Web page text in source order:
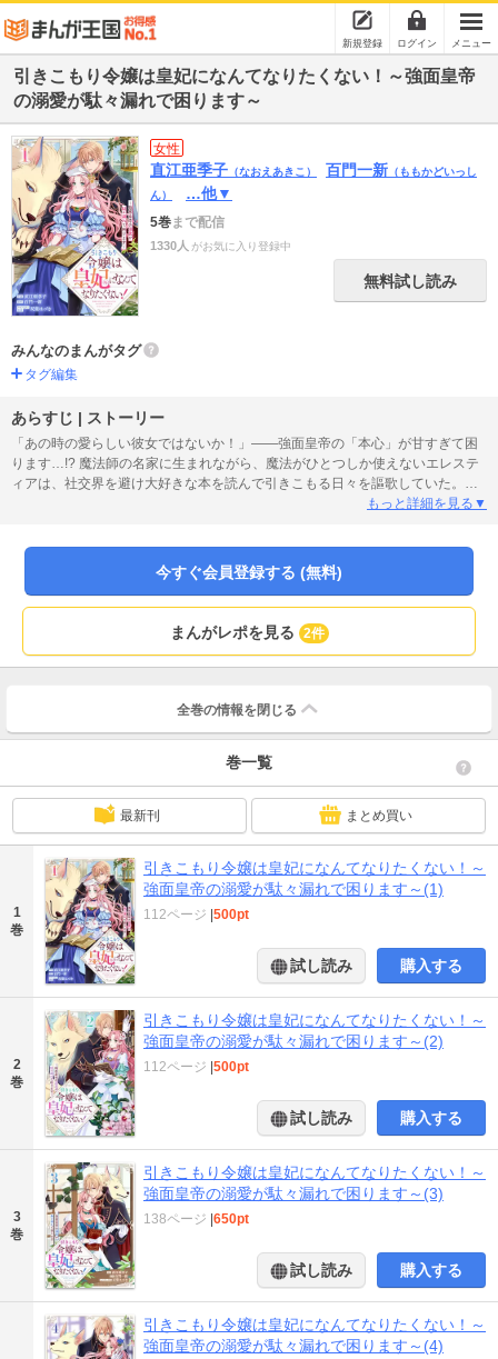
新規登録 ログイン メニュー
引きこもり令嬢は皇妃になんてなりたくない！～強面皇帝
の溺愛が駄々漏れで困ります～
女性
直江亜季子 （なおえあきこ） 百門一新 （ももかどいっし
ん）
…他▼
5巻まで配信
1330人 がお気に入り登録中
無料試し読み
みんなのまんがタグ
タグ編集
あらすじ | ストーリー
「あの時の愛らしい彼女ではないか！」――強面皇帝の「本心」が甘すぎて困
ります…!? 魔法師の名家に生まれながら、魔法がひとつしか使えないエレステ
ィアは、社交界を避け大好きな本を読んで引きこもる日々を謳歌していた。…
はずなのに、突然、冷酷と噂される皇帝陛下の第一側室に選ばれてしまう…！
なぜか冷酷なはずの陛下から「ああ！濡れる瞳も愛らしい！」とエレスティア
に対する心の声が聞こえてきて――!? 予想外に始まった、冷酷皇帝から寵愛さ
Berry’s Fantasy Vol.56～59掲載の1～4話を収録しております。重複購入にご注
もっと詳細を見る▼
今すぐ会員登録する (無料)
まんがレポを見る 2件
全巻の情報を 閉じる
巻一覧
最新刊 まとめ買い
1
巻
引きこもり令嬢は皇妃になんてなりたくない！～
強面皇帝の溺愛が駄々漏れで困ります～(1)
112ページ |500pt
試し読み 購入する
2
巻
引きこもり令嬢は皇妃になんてなりたくない！～
強面皇帝の溺愛が駄々漏れで困ります～(2)
112ページ |500pt
試し読み 購入する
3
巻
引きこもり令嬢は皇妃になんてなりたくない！～
強面皇帝の溺愛が駄々漏れで困ります～(3)
138ページ |650pt
試し読み 購入する
引きこもり令嬢は皇妃になんてなりたくない！～
強面皇帝の溺愛が駄々漏れで困ります～(4)